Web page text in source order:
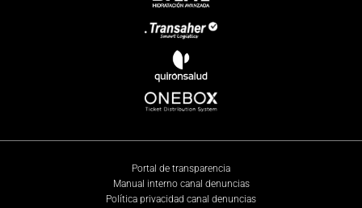
Portal de transparencia
Manual interno canal denuncias
Política privacidad canal denuncias